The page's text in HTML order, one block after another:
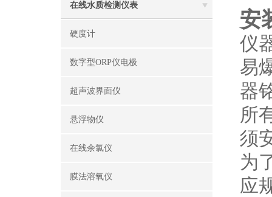
在线水质检测仪表
硬度计
数字型ORP仪电极
超声波界面仪
悬浮物仪
在线余氯仪
膜法溶氧仪
安
仪
易
器
所
须
为
应